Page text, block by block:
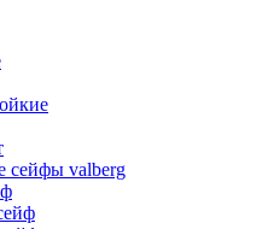
сейфы valberg